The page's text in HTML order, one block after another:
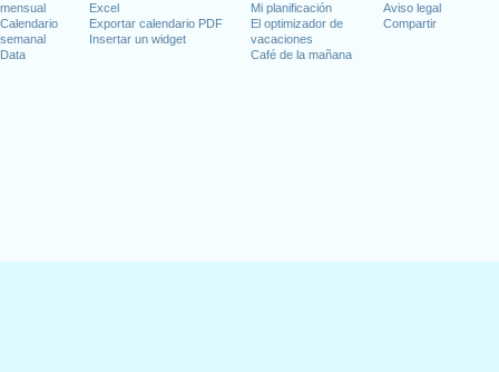
mensual
Calendario
semanal
Data
Excel
Exportar calendario PDF
Insertar un widget
Mi planificación
El optimizador de
vacaciones
Café de la mañana
Aviso legal
Compartir